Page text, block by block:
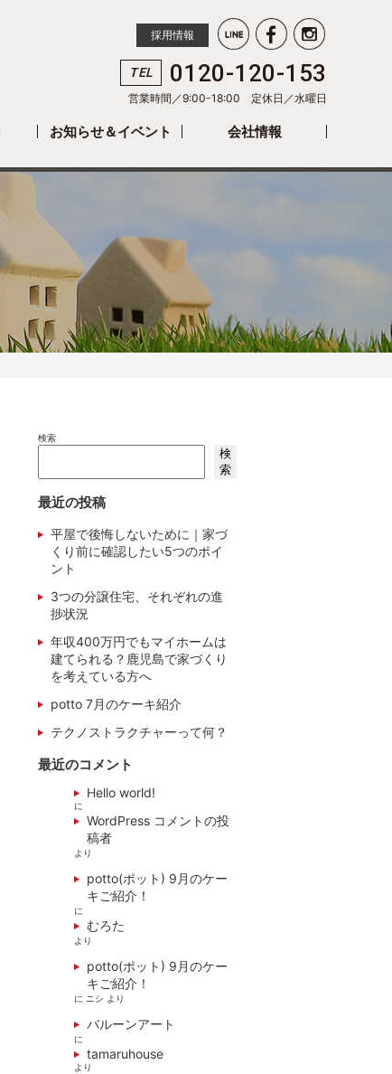
採用情報
TEL 0120-120-153
営業時間／9:00-18:00 定休日／水曜日
お知らせ＆イベント 会社情報
検索
検
索
最近の投稿
平屋で後悔しないために｜家づ
くり前に確認したい5つのポイ
ント
3つの分譲住宅、それぞれの進
捗状況
年収400万円でもマイホームは
建てられる？鹿児島で家づくり
を考えている方へ
potto 7月のケーキ紹介
テクノストラクチャーって何？
最近のコメント
Hello world!
に
WordPress コメントの投
稿者
より
potto(ポット) 9月のケー
キご紹介！
に
むろた
より
potto(ポット) 9月のケー
キご紹介！
に ニシ より
バルーンアート
に
tamaruhouse
より